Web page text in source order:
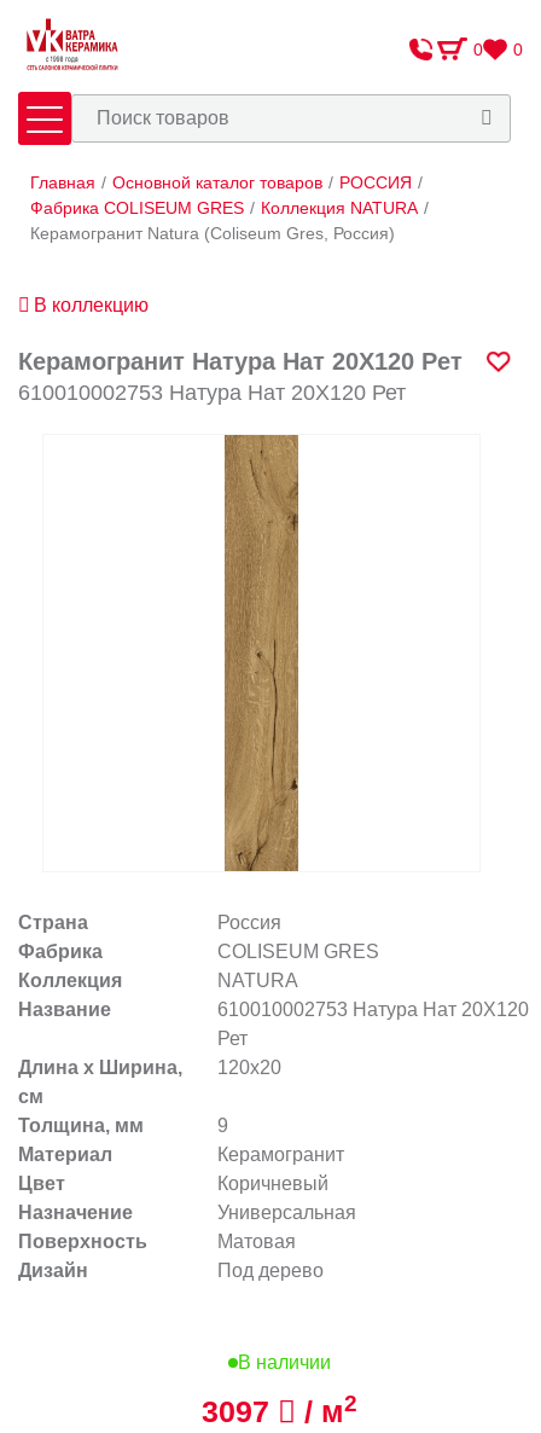
0 0
Плитка Сантехника
Сотрудничество
О Компании
Контакты
Адреса салонов
Заказать звонок
Главная / Основной каталог товаров / РОССИЯ /
Фабрика COLISEUM GRES / Коллекция NATURA /
Керамогранит Natura (Coliseum Gres, Россия)
В коллекцию
Керамогранит Натура Нат 20X120 Рет
610010002753 Натура Нат 20X120 Рет
Страна
Россия
Фабрика
COLISEUM GRES
Коллекция
NATURA
Название
610010002753 Натура Нат 20X120
Рет
Длина х Ширина,
см
120x20
Толщина, мм
9
Материал
Керамогранит
Цвет
Коричневый
Назначение
Универсальная
Поверхность
Матовая
Дизайн
Под дерево
В наличии
3097 / м2